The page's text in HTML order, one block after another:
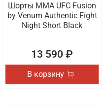
Шорты ММА UFC Fusion
by Venum Authentic Fight
Night Short Black
13 590 ₽
В корзину